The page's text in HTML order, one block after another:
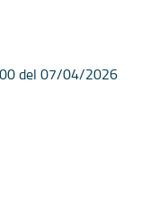
del 07/04/2026